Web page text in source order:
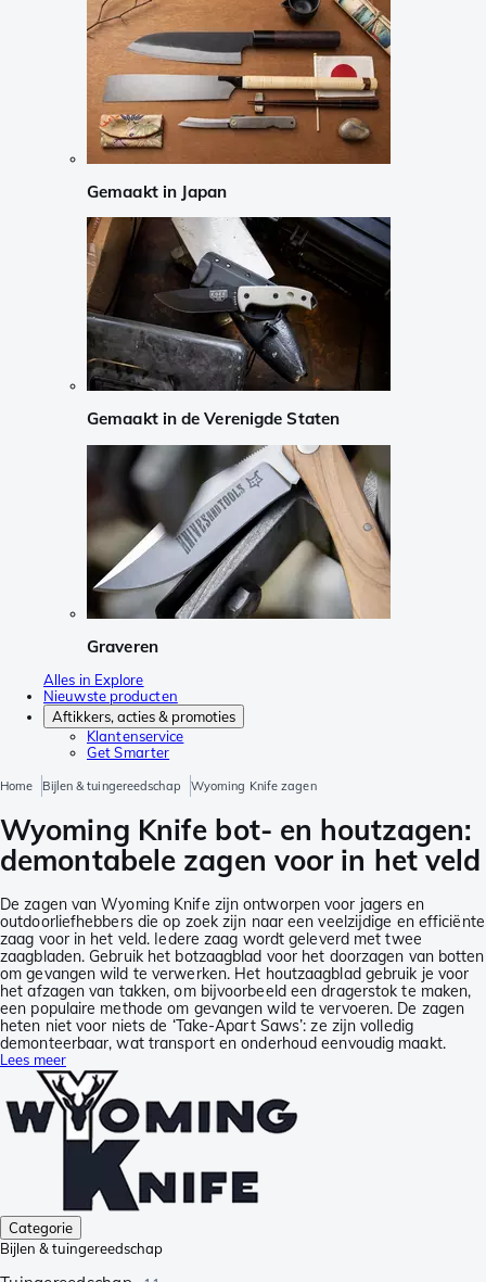
Gemaakt in Japan
Gemaakt in de Verenigde Staten
Graveren
Alles in Explore
Nieuwste producten
Aftikkers, acties & promoties
Klantenservice
Get Smarter
Home Bijlen & tuingereedschap Wyoming Knife zagen
Wyoming Knife bot- en houtzagen:
demontabele zagen voor in het veld
De zagen van Wyoming Knife zijn ontworpen voor jagers en
outdoorliefhebbers die op zoek zijn naar een veelzijdige en efficiënte
zaag voor in het veld. Iedere zaag wordt geleverd met twee
zaagbladen. Gebruik het botzaagblad voor het doorzagen van botten
om gevangen wild te verwerken. Het houtzaagblad gebruik je voor
het afzagen van takken, om bijvoorbeeld een dragerstok te maken,
een populaire methode om gevangen wild te vervoeren. De zagen
heten niet voor niets de ‘Take-Apart Saws’: ze zijn volledig
demonteerbaar, wat transport en onderhoud eenvoudig maakt.
Lees meer
Categorie
Bijlen & tuingereedschap